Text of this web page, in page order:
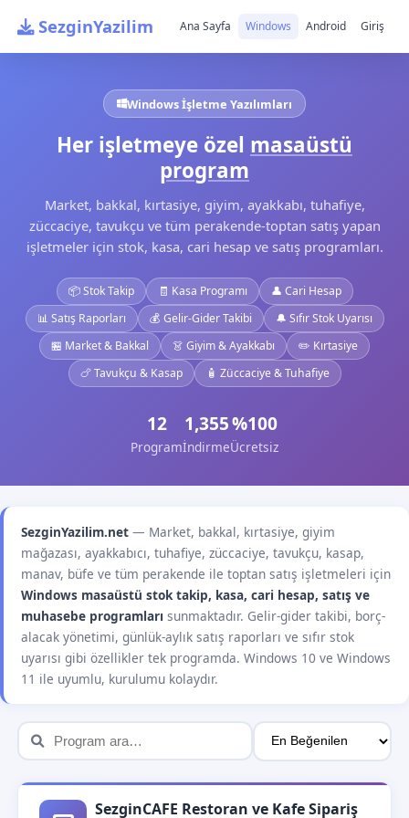
SezginYazilim Ana Sayfa Windows Android Giriş
Windows İşletme Yazılımları
Her işletmeye özel masaüstü
program
Market, bakkal, kırtasiye, giyim, ayakkabı, tuhafiye,
züccaciye, tavukçu ve tüm perakende-toptan satış yapan
işletmeler için stok, kasa, cari hesap ve satış programları.
📦 Stok Takip 🧾 Kasa Programı
👤 Cari Hesap
📊 Satış Raporları
💰 Gelir-Gider Takibi
🔔 Sıfır Stok Uyarısı
🏪 Market & Bakkal
👗 Giyim & Ayakkabı
✏️ Kırtasiye
🍗 Tavukçu & Kasap
🧴 Züccaciye & Tuhafiye
12
Program
1,355
İndirme
%100
Ücretsiz
SezginYazilim.net — Market, bakkal, kırtasiye, giyim
mağazası, ayakkabıcı, tuhafiye, züccaciye, tavukçu, kasap,
manav, büfe ve tüm perakende ile toptan satış işletmeleri için
Windows masaüstü stok takip, kasa, cari hesap, satış ve
muhasebe programları sunmaktadır. Gelir-gider takibi, borç-
alacak yönetimi, günlük-aylık satış raporları ve sıfır stok
uyarısı gibi özellikler tek programda. Windows 10 ve Windows
11 ile uyumlu, kurulumu kolaydır.
SezginCAFE Restoran ve Kafe Sipariş